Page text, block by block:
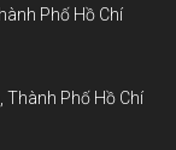
Phố Hồ Chí
Thành Phố Hồ Chí